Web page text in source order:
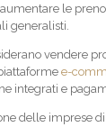
aumentare le
generalisti.
vendere
e-
integrati e
delle imprese